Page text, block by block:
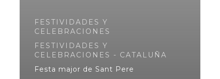
FESTIVIDADES Y
CELEBRACIONES
FESTIVIDADES Y
CELEBRACIONES - CATALUÑA
Festa major de Sant Pere